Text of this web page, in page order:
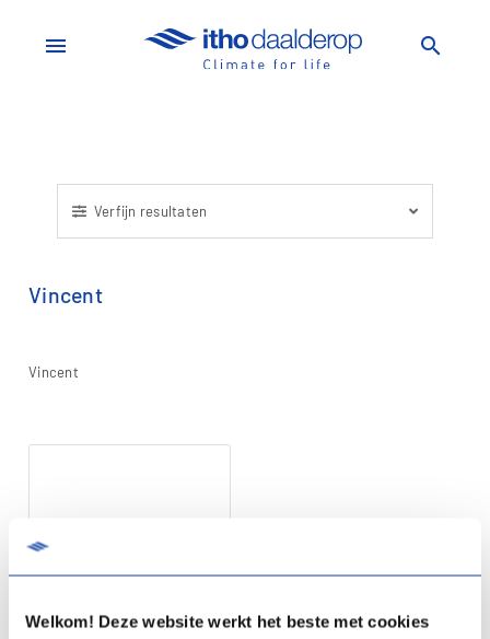
Welkom! Deze website werkt het beste met cookies
menu search
Verfijn resultaten
Vincent
Vincent